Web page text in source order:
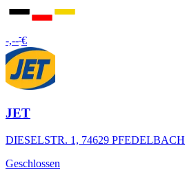
-,---€
JET
DIESELSTR. 1, 74629 PFEDELBACH
Geschlossen